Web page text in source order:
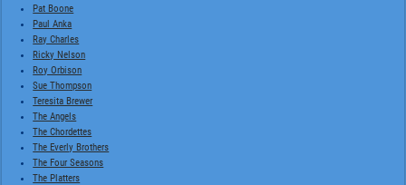
Pat Boone
Paul Anka
Ray Charles
Ricky Nelson
Roy Orbison
Sue Thompson
Teresita Brewer
The Angels
The Chordettes
The Everly Brothers
The Four Seasons
The Platters